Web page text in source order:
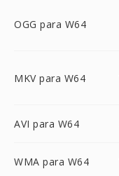
OGG para W64
MKV para W64
AVI para W64
WMA para W64